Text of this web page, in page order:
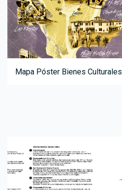
Mapa Póster Bienes Culturales